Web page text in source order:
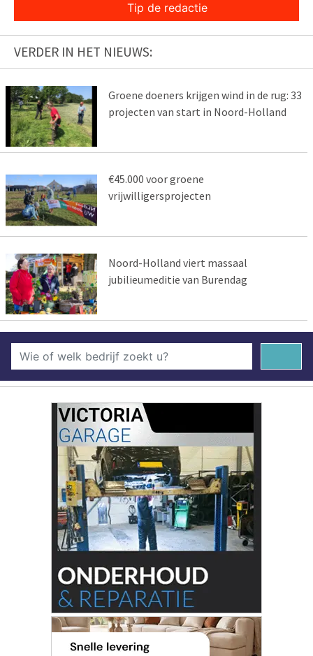
Tip de redactie
VERDER IN HET NIEUWS:
Groene doeners krijgen wind in de rug: 33
projecten van start in Noord-Holland
€45.000 voor groene
vrijwilligersprojecten
Noord-Holland viert massaal
jubilieumeditie van Burendag